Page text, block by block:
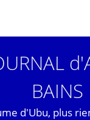
BAINS
d'Ubu, plus